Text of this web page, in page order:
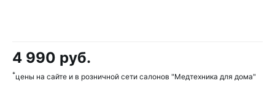
4 990 руб.
*цены на сайте и в розничной сети салонов "Медтехника для дома"